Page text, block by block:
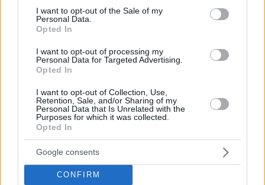
consent section.
I want to opt-out of the Sale of my
Personal Data.
Opted In
I want to opt-out of processing my
Personal Data for Targeted Advertising.
Opted In
I want to opt-out of Collection, Use,
Retention, Sale, and/or Sharing of my
Personal Data that Is Unrelated with the
Purposes for which it was collected.
Opted In
Google consents
CONFIRM
Δεκάλεπτα: 19-21, 45-43, 61-64, 71-71, 79-83 (παρ.)
ΑΕΛ (Παπαδόπουλος): Σαριμπαλίδης 11 (2), Σταμπουλής 11,
17 (5), Μαλτέσιος 4, Τσούτσος 2, Θορστέινσον 12
Μαχητές Δόξας Πεύκων (Χατζηκυριακίδης):
Καλαμπάκας 5, Ναούμης 15 (3), Στόλης 10,
Δίπλαρος
Τάταρης 6, Τζαουάρα 5